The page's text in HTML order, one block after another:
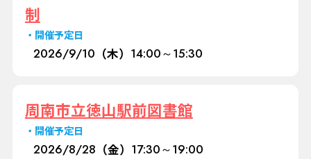
制
開催予定日
2026/9/10 （木） 14:00～15:30
周南市立徳山駅前図書館
開催予定日
2026/8/28 （金） 17:30～19:00